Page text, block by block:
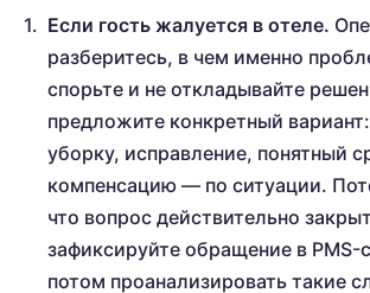
Если гость жалуется в отеле.
разберитесь, в чем именно
спорьте и не откладывайте
предложите конкретный
уборку, исправление, понятный
компенсацию — по ситуации.
что вопрос действительно
зафиксируйте обращение в PMS-
потом проанализировать такие